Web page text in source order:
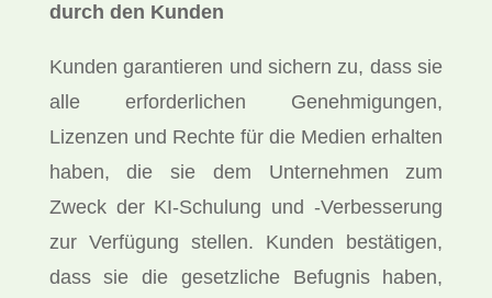
durch den Kunden
Kunden garantieren und sichern zu, dass sie
alle erforderlichen Genehmigungen,
Lizenzen und Rechte für die Medien erhalten
haben, die sie dem Unternehmen zum
Zweck der KI-Schulung und -Verbesserung
zur Verfügung stellen. Kunden bestätigen,
dass sie die gesetzliche Befugnis haben,